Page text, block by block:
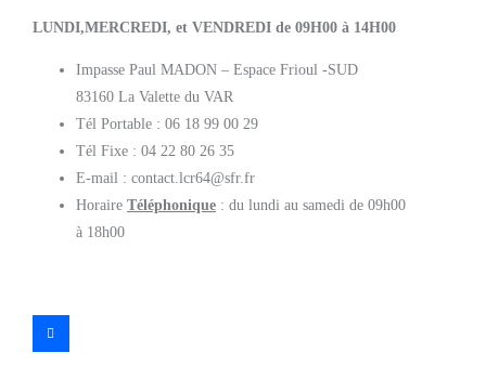
LUNDI,MERCREDI, et VENDREDI de 09H00 à 14H00
Impasse Paul MADON – Espace Frioul -SUD
83160 La Valette du VAR
Tél Portable : 06 18 99 00 29
Tél Fixe : 04 22 80 26 35
E-mail : contact.lcr64@sfr.fr
Horaire Téléphonique : du lundi au samedi de 09h00
à 18h00